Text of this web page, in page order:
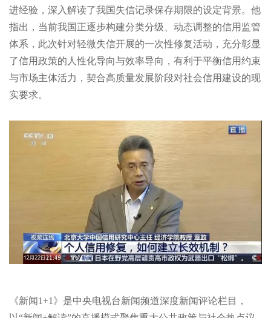
进经验，深入解读了我国失信记录保存期限的设定背景。他
指出，当前我国正逐步构建分类分级、动态调整的信用监管
体系，此次针对轻微失信开展的一次性修复活动，充分彰显
了信用政策的人性化导向与效率导向，有利于平衡信用约束
与市场主体活力，契合高质量发展阶段对社会信用建设的现
实要求。
《新闻1+1》是中央电视台新闻频道深度新闻评论栏目，